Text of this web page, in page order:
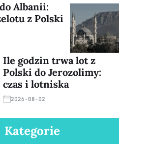
Albanii:
z Polski
Ile godzin trwa lot z
Polski do Jerozolimy:
czas i lotniska
2026-08-02
Kategorie